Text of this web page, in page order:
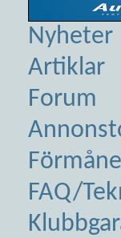
Nyheter
Artiklar
Forum
FAQ/